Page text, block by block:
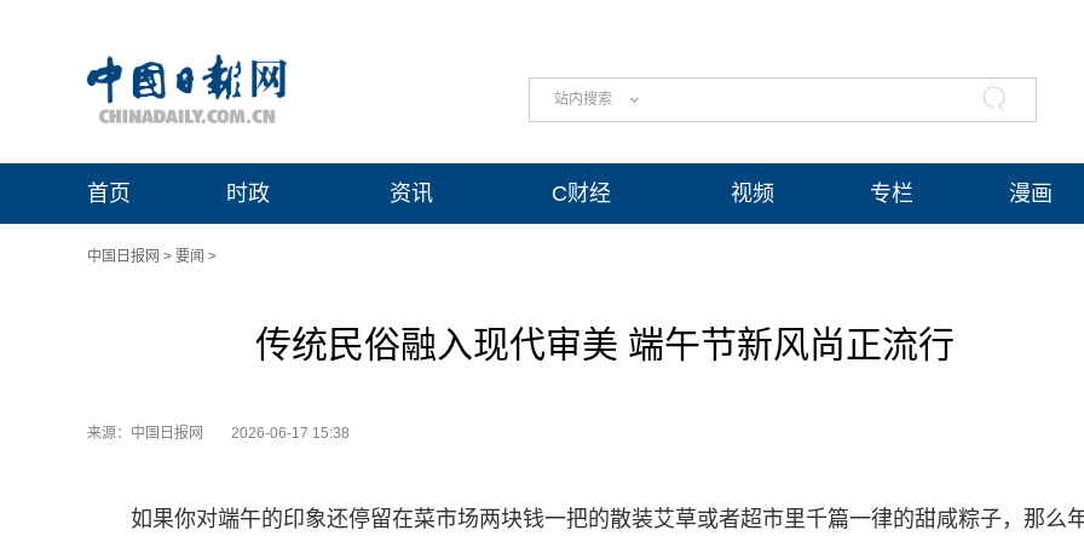
站内搜索
首页 时政 资讯 C财经 视频 专栏 漫画
中国日报网 > 要闻 >
传统民俗融入现代审美 端午节新风尚正流行
来源：中国日报网 2026-06-17 15:38
如果你对端午的印象还停留在菜市场两块钱一把的散装艾草或者超市里千篇一律的甜咸粽子，那么